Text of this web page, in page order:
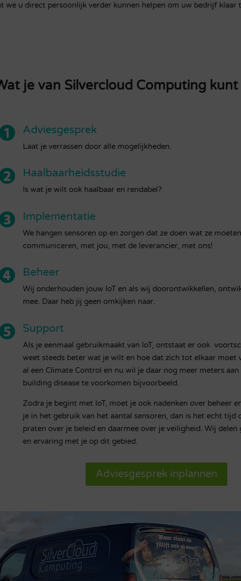
we u direct persoonlijk verder kunnen helpen om uw bedrijf klaar
je van Silvercloud Computing
Adviesgesprek
Laat je verrassen door alle mogelijkheden.
Haalbaarheidsstudie
Is wat je wilt ook haalbaar en rendabel?
Implementatie
We hangen sensoren op en zorgen dat ze doen wat ze
communiceren, met jou, met de leverancier, met ons!
Beheer
Wij onderhouden jouw IoT en als wij doorontwikkellen,
mee. Daar heb jij geen omkijken naar.
Support
Als je eenmaal gebruikmaakt van IoT, ontstaat er ook
weet steeds beter wat je wilt en hoe dat zich tot elkaar moet
al een Climate Control en nu wil je daar nog meer meters
building disease te voorkomen bijvoorbeeld.
Zodra je begint met IoT, moet je ook nadenken over beheer
je in het gebruik van het aantal sensoren, dan is het echt tijd
praten over je beleid en daarmee over je veiligheid. Wij delen
en ervaring met je op dit gebied.
Adviesgesprek inplannen